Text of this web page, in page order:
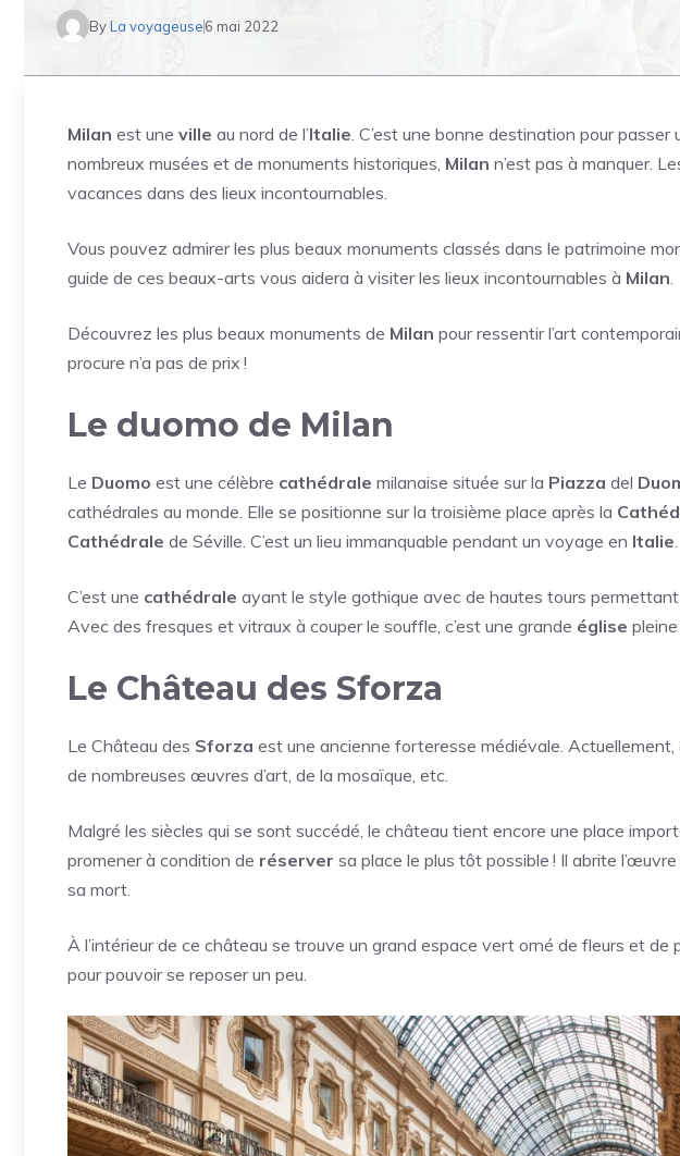
ByLa voyageuse6 mai 2022
Milan est une ville au nord de l’Italie. C’est une bonne destination pour
nombreux musées et de monuments historiques, Milan n’est pas à manquer.
vacances dans des lieux incontournables.
Vous pouvez admirer les plus beaux monuments classés dans le patrimoine
guide de ces beaux-arts vous aidera à visiter les lieux incontournables à Milan.
Découvrez les plus beaux monuments de Milan pour ressentir l’art
procure n’a pas de prix !
Le duomo de Milan
Le Duomo est une célèbre cathédrale milanaise située sur la Piazza del
cathédrales au monde. Elle se positionne sur la troisième place après la
Cathédrale de Séville. C’est un lieu immanquable pendant un voyage en Italie.
C’est une cathédrale ayant le style gothique avec de hautes tours
Avec des fresques et vitraux à couper le souffle, c’est une grande église
Le Château des Sforza
Le Château des Sforza est une ancienne forteresse médiévale. Actuellement,
de nombreuses œuvres d’art, de la mosaïque, etc.
Malgré les siècles qui se sont succédé, le château tient encore une place
promener à condition de réserver sa place le plus tôt possible ! Il abrite
sa mort.
À l’intérieur de ce château se trouve un grand espace vert orné de fleurs et de
pour pouvoir se reposer un peu.